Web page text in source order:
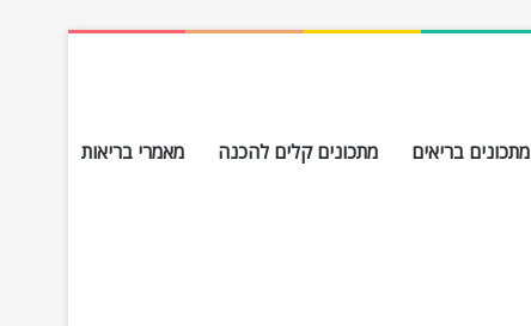
מתכונים בריאים מתכונים קלים להכנה מאמרי בריאות